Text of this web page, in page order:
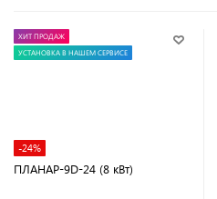
ХИТ ПРОДАЖ
УСТАНОВКА В НАШЕМ СЕРВИСЕ
-24%
ПЛАНАР-9D-24 (8 кВт)